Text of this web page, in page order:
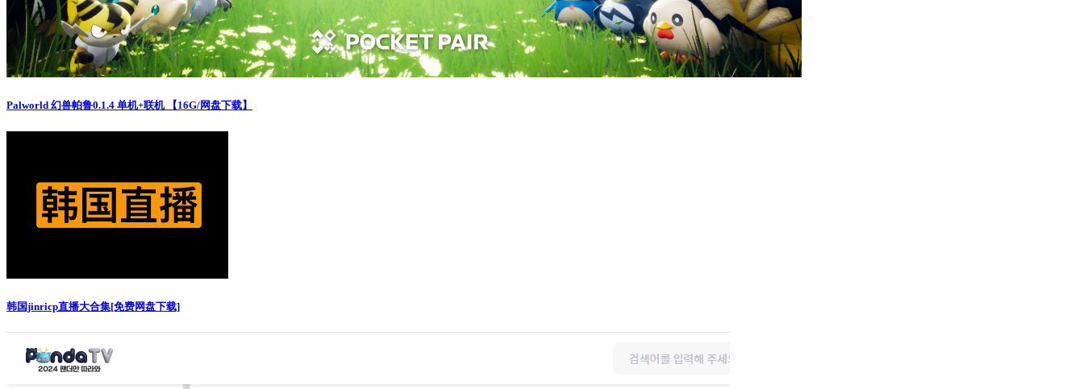
Palworld 幻兽帕鲁0.1.4 单机+联机 【16G/网盘下载】
韩国jinricp直播大合集[免费网盘下载]